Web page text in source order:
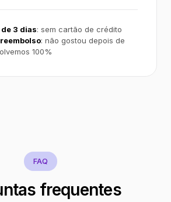
3 dias: sem cartão de crédito
: não gostou depois de
100%
FAQ
frequentes